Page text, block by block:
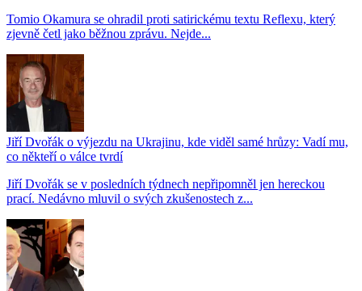
Tomio Okamura se ohradil proti satirickému textu Reflexu, který
zjevně četl jako běžnou zprávu. Nejde...
Jiří Dvořák o výjezdu na Ukrajinu, kde viděl samé hrůzy: Vadí mu,
co někteří o válce tvrdí
Jiří Dvořák se v posledních týdnech nepřipomněl jen hereckou
prací. Nedávno mluvil o svých zkušenostech z...